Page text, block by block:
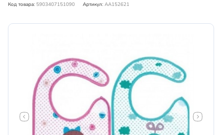
Код товара: 5903407151090 Артикул: AA152621